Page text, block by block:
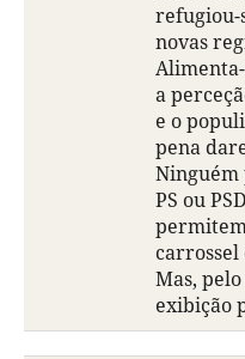
refugiou-
novas
a
e o
pena
Ninguém
PS ou
carrossel
Mas,
exibição